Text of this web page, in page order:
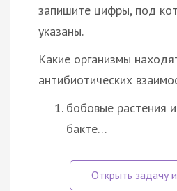
запишите цифры, под
указаны.
Какие организмы
антибиотических
бобовые растения
бакте…